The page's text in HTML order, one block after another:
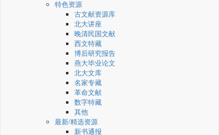
特色资源
古文献资源库
北大讲座
晚清民国文献
西文特藏
博后研究报告
燕大毕业论文
北大文库
名家专藏
革命文献
数字特藏
其他
最新/精选资源
新书通报